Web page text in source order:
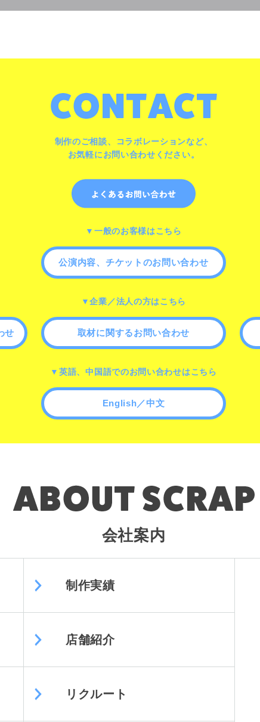
制作のご相談、コラボレーションなど、
お気軽にお問い合わせください。
▼一般のお客様はこちら
公演内容、チケットのお問い合わせ
▼企業／法人の方はこちら
せ 取材に関するお問い合わせ
▼英語、中国語でのお問い合わせはこちら
English／中文
会社案内
制作実績
店舗紹介
リクルート